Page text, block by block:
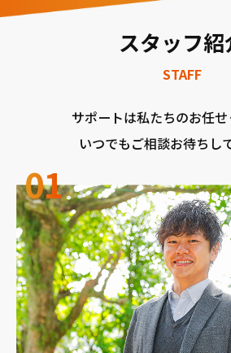
スタッフ紹
STAFF
サポートは私たちのお任せ
いつでもご相談お待ちし